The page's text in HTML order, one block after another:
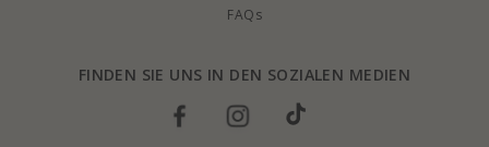
FAQs
FINDEN SIE UNS IN DEN SOZIALEN MEDIEN